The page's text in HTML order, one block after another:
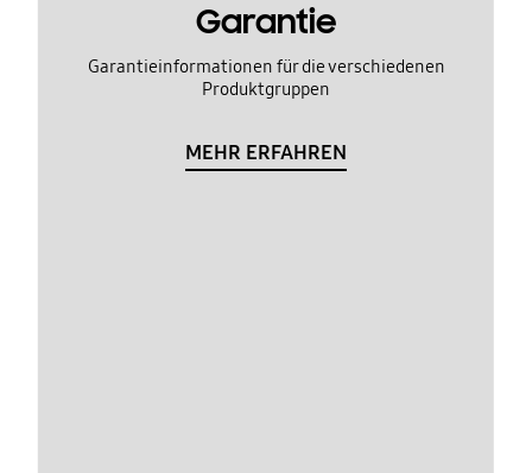
Garantie
Garantieinformationen für die verschiedenen
Produktgruppen
MEHR ERFAHREN